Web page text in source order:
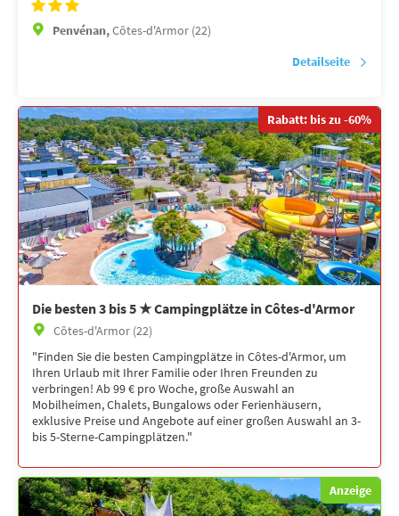
Penvénan,Côtes-d'Armor (22)
Detailseite
Rabatt: bis zu -60%
Die besten 3 bis 5 ★ Campingplätze in Côtes-d'Armor
Côtes-d'Armor (22)
"Finden Sie die besten Campingplätze in Côtes-d'Armor, um
Ihren Urlaub mit Ihrer Familie oder Ihren Freunden zu
verbringen! Ab 99 € pro Woche, große Auswahl an
Mobilheimen, Chalets, Bungalows oder Ferienhäusern,
exklusive Preise und Angebote auf einer großen Auswahl an 3-
bis 5-Sterne-Campingplätzen."
Anzeige